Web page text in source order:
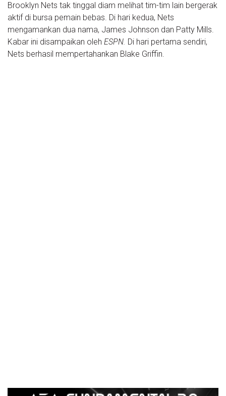
Brooklyn Nets tak tinggal diam melihat tim-tim lain bergerak
aktif di bursa pemain bebas. Di hari kedua, Nets
mengamankan dua nama, James Johnson dan Patty Mills.
Kabar ini disampaikan oleh ESPN. Di hari pertama sendiri,
Nets berhasil mempertahankan Blake Griffin.